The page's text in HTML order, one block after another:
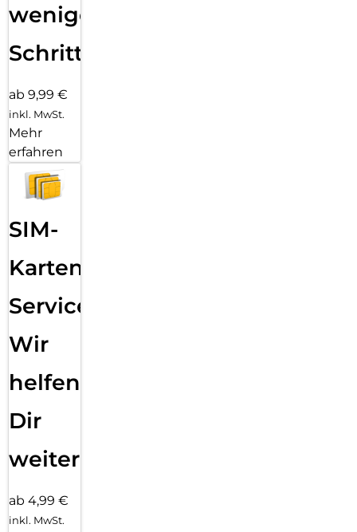
wenigen
Schritten
ab 9,99 €
inkl. MwSt.
Mehr
erfahren
SIM-
Karten
Service:
Wir
helfen
Dir
weiter
ab 4,99 €
inkl. MwSt.